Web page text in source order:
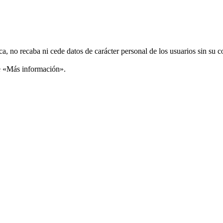
recaba ni cede datos de carácter personal de los usuarios sin su
«Más información».